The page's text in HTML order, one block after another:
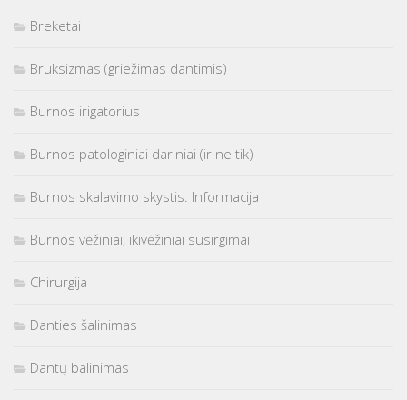
Breketai
Bruksizmas (griežimas dantimis)
Burnos irigatorius
Burnos patologiniai dariniai (ir ne tik)
Burnos skalavimo skystis. Informacija
Burnos vėžiniai, ikivėžiniai susirgimai
Chirurgija
Danties šalinimas
Dantų balinimas